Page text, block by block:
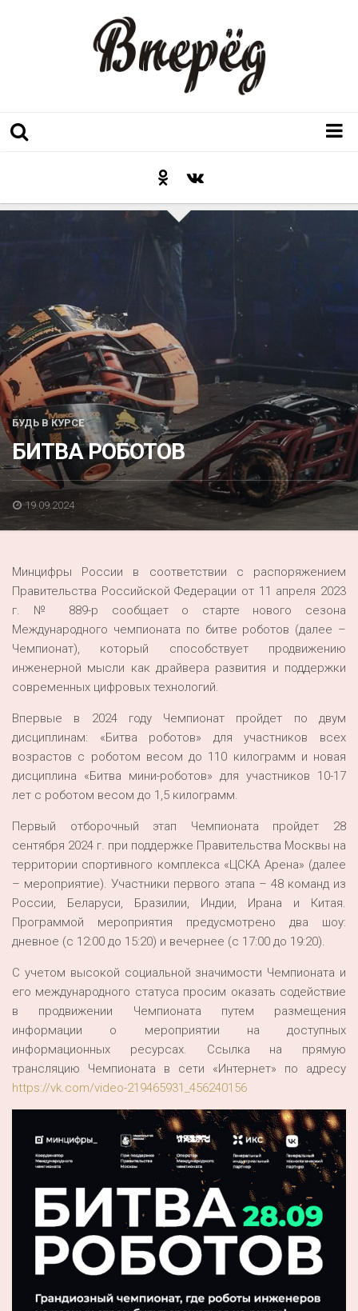
Послесловие к празднику
Контакты
Люди родного края
Акция
К 70-летию районного Дома культуры
Конкурс
Люди родного края
Национальные проекты
Память
Перепись — 2020
БУДЬ В КУРСЕ
БИТВА РОБОТОВ
19.09.2024
Минцифры России в соответствии с распоряжением
Правительства Российской Федерации от 11 апреля 2023
г. № 889-р сообщает о старте нового сезона
Международного чемпионата по битве роботов (далее –
Чемпионат), который способствует продвижению
инженерной мысли как драйвера развития и поддержки
современных цифровых технологий.
Впервые в 2024 году Чемпионат пройдет по двум
дисциплинам: «Битва роботов» для участников всех
возрастов с роботом весом до 110 килограмм и новая
дисциплина «Битва мини-роботов» для участников 10-17
лет с роботом весом до 1,5 килограмм.
Первый отборочный этап Чемпионата пройдет 28
сентября 2024 г. при поддержке Правительства Москвы на
территории спортивного комплекса «ЦСКА Арена» (далее
– мероприятие). Участники первого этапа – 48 команд из
России, Беларуси, Бразилии, Индии, Ирана и Китая.
Программой мероприятия предусмотрено два шоу:
дневное (с 12:00 до 15:20) и вечернее (с 17:00 до 19:20).
С учетом высокой социальной значимости Чемпионата и
его международного статуса просим оказать содействие
в продвижении Чемпионата путем размещения
информации о мероприятии на доступных
информационных ресурсах. Ссылка на прямую
трансляцию Чемпионата в сети «Интернет» по адресу
https://vk.com/video-219465931_456240156